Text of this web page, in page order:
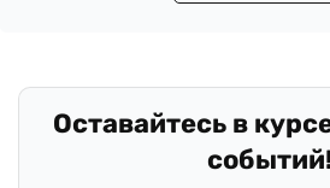
Оставайтесь в